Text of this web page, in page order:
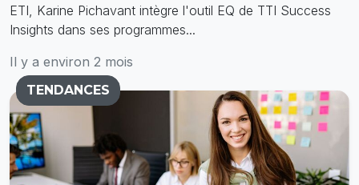
ETI, Karine Pichavant intègre l'outil EQ de TTI Success
Insights dans ses programmes...
Il y a environ 2 mois
TENDANCES